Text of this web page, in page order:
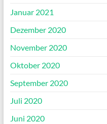
Januar 2021
Dezember 2020
November 2020
Oktober 2020
September 2020
Juli 2020
Juni 2020